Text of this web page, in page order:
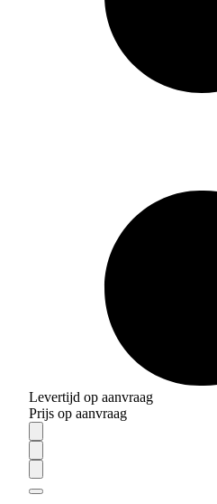
Levertijd op aanvraag
Prijs op aanvraag